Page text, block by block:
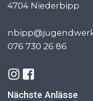
4704 Niederbipp
076 730 26 86
Nächste Anlässe